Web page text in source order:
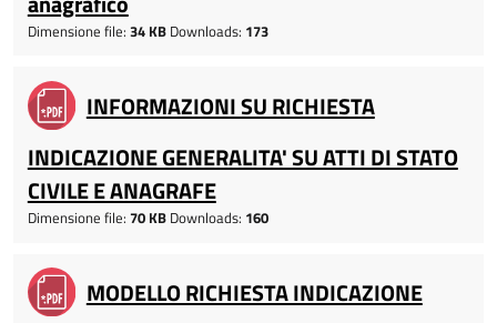
Dimensione file: 34 KB Downloads: 173
INFORMAZIONI SU RICHIESTA
INDICAZIONE GENERALITA' SU ATTI DI STATO
CIVILE E ANAGRAFE
Dimensione file: 70 KB Downloads: 160
MODELLO RICHIESTA INDICAZIONE